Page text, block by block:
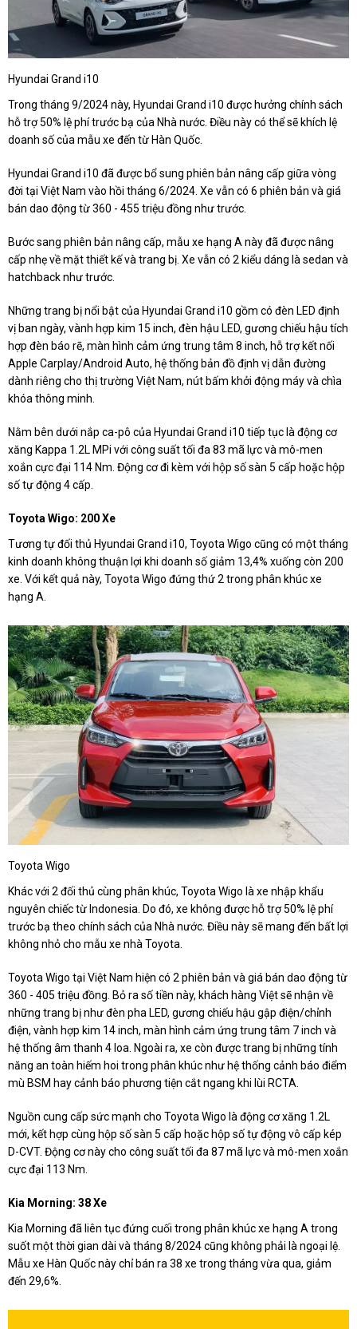
Hyundai Grand i10
Trong tháng 9/2024 này, Hyundai Grand i10 được hưởng chính sách
hỗ trợ 50% lệ phí trước bạ của Nhà nước. Điều này có thể sẽ khích lệ
doanh số của mẫu xe đến từ Hàn Quốc.
Hyundai Grand i10 đã được bổ sung phiên bản nâng cấp giữa vòng
đời tại Việt Nam vào hồi tháng 6/2024. Xe vẫn có 6 phiên bản và giá
bán dao động từ 360 - 455 triệu đồng như trước.
Bước sang phiên bản nâng cấp, mẫu xe hạng A này đã được nâng
cấp nhẹ về mặt thiết kế và trang bị. Xe vẫn có 2 kiểu dáng là sedan và
hatchback như trước.
Những trang bị nổi bật của Hyundai Grand i10 gồm có đèn LED định
vị ban ngày, vành hợp kim 15 inch, đèn hậu LED, gương chiếu hậu tích
hợp đèn báo rẽ, màn hình cảm ứng trung tâm 8 inch, hỗ trợ kết nối
Apple Carplay/Android Auto, hệ thống bản đồ định vị dẫn đường
dành riêng cho thị trường Việt Nam, nút bấm khởi động máy và chìa
khóa thông minh.
Nằm bên dưới nắp ca-pô của Hyundai Grand i10 tiếp tục là động cơ
xăng Kappa 1.2L MPi với công suất tối đa 83 mã lực và mô-men
xoắn cực đại 114 Nm. Động cơ đi kèm với hộp số sàn 5 cấp hoặc hộp
số tự động 4 cấp.
Toyota Wigo: 200 Xe
Tương tự đối thủ Hyundai Grand i10, Toyota Wigo cũng có một tháng
kinh doanh không thuận lợi khi doanh số giảm 13,4% xuống còn 200
xe. Với kết quả này, Toyota Wigo đứng thứ 2 trong phân khúc xe
hạng A.
Toyota Wigo
Khác với 2 đối thủ cùng phân khúc, Toyota Wigo là xe nhập khẩu
nguyên chiếc từ Indonesia. Do đó, xe không được hỗ trợ 50% lệ phí
trước bạ theo chính sách của Nhà nước. Điều này sẽ mang đến bất lợi
không nhỏ cho mẫu xe nhà Toyota.
Toyota Wigo tại Việt Nam hiện có 2 phiên bản và giá bán dao động từ
360 - 405 triệu đồng. Bỏ ra số tiền này, khách hàng Việt sẽ nhận về
những trang bị như đèn pha LED, gương chiếu hậu gập điện/chỉnh
điện, vành hợp kim 14 inch, màn hình cảm ứng trung tâm 7 inch và
hệ thống âm thanh 4 loa. Ngoài ra, xe còn được trang bị những tính
năng an toàn hiếm hoi trong phân khúc như hệ thống cảnh báo điểm
mù BSM hay cảnh báo phương tiện cắt ngang khi lùi RCTA.
Nguồn cung cấp sức mạnh cho Toyota Wigo là động cơ xăng 1.2L
mới, kết hợp cùng hộp số sàn 5 cấp hoặc hộp số tự động vô cấp kép
D-CVT. Động cơ này cho công suất tối đa 87 mã lực và mô-men xoắn
cực đại 113 Nm.
Kia Morning: 38 Xe
Kia Morning đã liên tục đứng cuối trong phân khúc xe hạng A trong
suốt một thời gian dài và tháng 8/2024 cũng không phải là ngoại lệ.
Mẫu xe Hàn Quốc này chỉ bán ra 38 xe trong tháng vừa qua, giảm
đến 29,6%.